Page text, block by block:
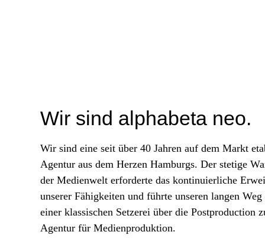
Wir sind alphabeta neo.
Wir sind eine seit über 40 Jahren auf dem Markt
Agentur aus dem Herzen Hamburgs. Der stetige
der Medienwelt erforderte das kontinuierliche
unserer Fähigkeiten und führte unseren langen
einer klassischen Setzerei über die Postproduction
Agentur für Medienproduktion.